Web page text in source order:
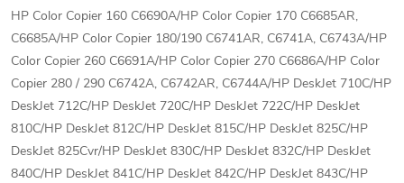
HP Color Copier 160 C6690A/HP Color Copier 170 C6685AR,
C6685A/HP Color Copier 180/190 C6741AR, C6741A, C6743A/HP
Color Copier 260 C6691A/HP Color Copier 270 C6686A/HP Color
Copier 280 / 290 C6742A, C6742AR, C6744A/HP DeskJet 710C/HP
DeskJet 712C/HP DeskJet 720C/HP DeskJet 722C/HP DeskJet
810C/HP DeskJet 812C/HP DeskJet 815C/HP DeskJet 825C/HP
DeskJet 825Cvr/HP DeskJet 830C/HP DeskJet 832C/HP DeskJet
840C/HP DeskJet 841C/HP DeskJet 842C/HP DeskJet 843C/HP